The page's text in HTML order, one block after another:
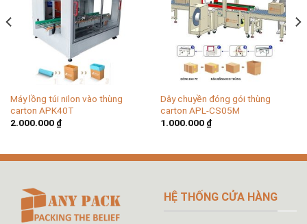
Máy lồng túi nilon vào thùng
carton APK40T
2.000.000 ₫
Dây chuyền đóng gói thùng
carton APL-CS05M
1.000.000 ₫
HỆ THỐNG CỬA HÀNG